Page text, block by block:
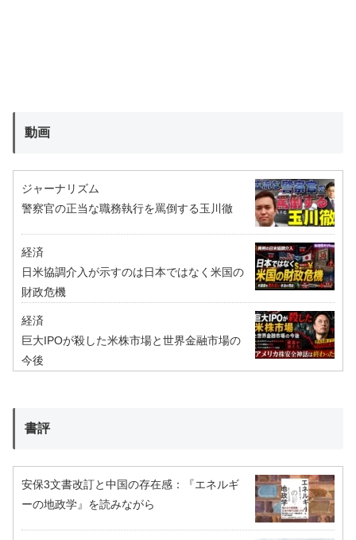
動画
ジャーナリズム
警察官の正当な職務執行を罵倒する玉川徹
経済
日米協調介入が示すのは日本ではなく米国の
財政危機
経済
巨大IPOが殺した米株市場と世界金融市場の
今後
書評
安保3文書改訂と中国の存在感：『エネルギ
ーの地政学』を読みながら